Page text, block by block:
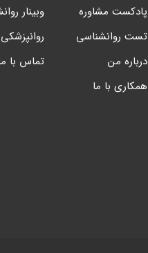
پادکست مشاوره
وبینار
تست روانشناسی
روانپزشکی
درباره من
تماس با
همکاری با ما